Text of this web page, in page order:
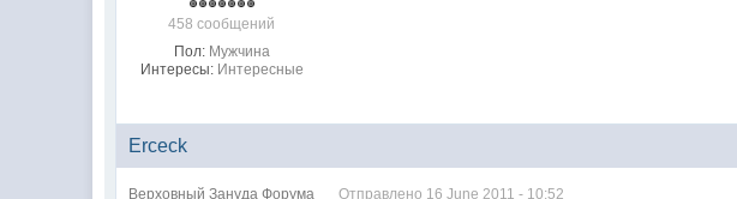
458 сообщений
Пол: Мужчина
Интересы: Интересные
Erceck
Верховный Зануда Форума Отправлено 16 June 2011 - 10:52